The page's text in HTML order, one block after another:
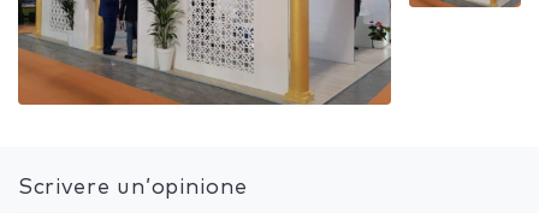
Scrivere un’opinione